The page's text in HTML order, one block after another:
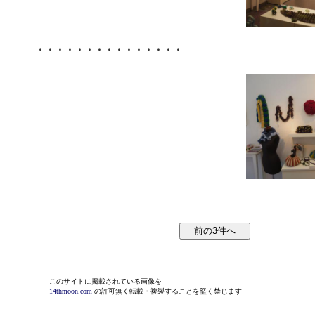
・・・・・・・・・・・・・・・
このサイトに掲載されている画像を
14thmoon.com の許可無く転載・複製することを堅く禁じます